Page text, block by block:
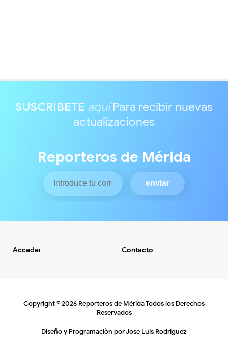
SUSCRIBETE aquíPara recibir nuevas
actualizaciones
Reporteros de Mérida
Acceder Contacto
Copyright ©2026 Reporteros de MéridaTodos los Derechos
Reservados
Diseño y Programaciòn porJose Luis Rodriguez